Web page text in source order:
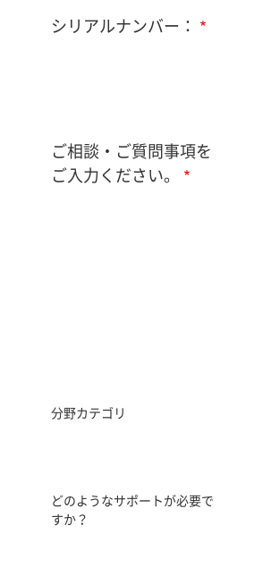
シリアルナンバー：
ご相談・ご質問事項を
ご入力ください。
分野カテゴリ
どのようなサポートが必要で
すか？